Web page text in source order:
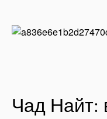
Чад Найт: